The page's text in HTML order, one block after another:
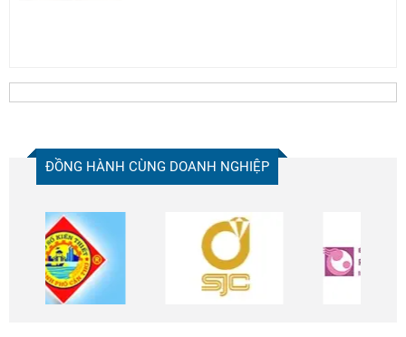
ĐỒNG HÀNH CÙNG DOANH NGHIỆP